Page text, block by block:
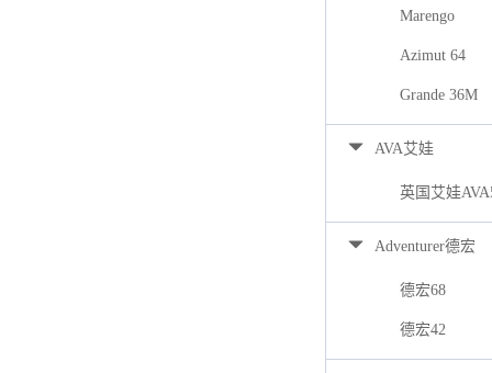
Marengo
Azimut 64
Grande 36M
AVA艾娃
英国艾娃
Adventurer德宏
德宏68
德宏42